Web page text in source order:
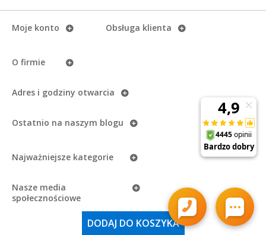
DODAJ DO KOSZYKA
Moje konto
O firmie
Obsługa klienta
Adres i godziny otwarcia
Ostatnio na naszym blogu
Najważniejsze kategorie
Nasze media
społecznościowe
eAzymut.pl - Autoryzowany Dystrybutor Garmin2026.